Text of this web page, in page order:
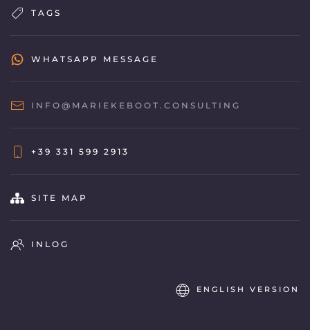
TAGS
WHATSAPP MESSAGE
INFO@MARIEKEBOOT.CONSULTING
+39 331 599 2913
SITE MAP
INLOG
ENGLISH VERSION